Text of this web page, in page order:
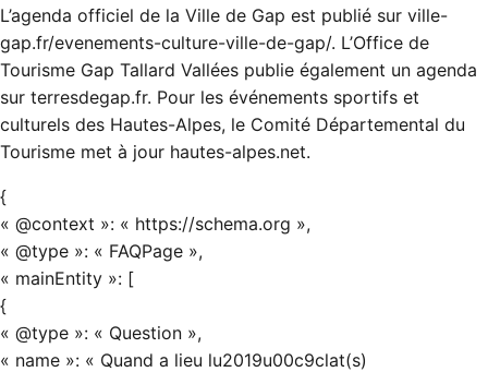
L’agenda officiel de la Ville de Gap est publié sur ville-
gap.fr/evenements-culture-ville-de-gap/. L’Office de
Tourisme Gap Tallard Vallées publie également un agenda
sur terresdegap.fr. Pour les événements sportifs et
culturels des Hautes-Alpes, le Comité Départemental du
Tourisme met à jour hautes-alpes.net.
{
« @context »: « https://schema.org »,
« @type »: « FAQPage »,
« mainEntity »: [
{
« @type »: « Question »,
« name »: « Quand a lieu lu2019u00c9clat(s)